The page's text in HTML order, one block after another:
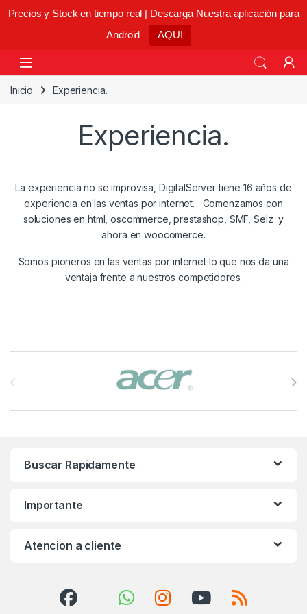
Precios y Stock en tiempo real | Descarga Nuestra aplicación para
Android
AQUI
Skip to navigation
Skip to content
Open
Inicio Experiencia.
Experiencia.
La experiencia no se improvisa, DigitalServer tiene 16 años de
experiencia en las ventas por internet. Comenzamos con
soluciones en html, oscommerce, prestashop, SMF, Selz y
ahora en woocomerce.
Somos pioneros en las ventas por internet lo que nos da una
ventaja frente a nuestros competidores.
Buscar Rapidamente
Importante
Atencion a cliente